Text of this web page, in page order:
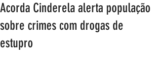
Acorda Cinderela alerta população
sobre crimes com drogas de
estupro